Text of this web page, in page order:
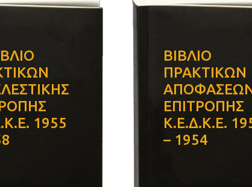
1955
ΒΙΒΛΙΟ
ΠΡΑΚΤΙΚΩΝ
ΕΠΙΤΡΟΠΗΣ
Κ.Ε.Δ.Κ.Ε.
– 1954